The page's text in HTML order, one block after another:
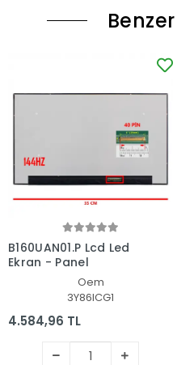
B160UAN01.P Lcd Led
Ekran - Panel
Oem
3Y86ICG1
4.584,96 TL